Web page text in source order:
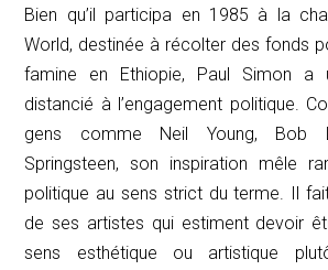
Bien qu’il participa en 1985 à la
World, destinée à récolter des fonds
famine en Ethiopie, Paul Simon a
distancié à l’engagement politique.
gens comme Neil Young, Bob
Springsteen, son inspiration mêle
politique au sens strict du terme. Il
de ses artistes qui estiment devoir
sens esthétique ou artistique